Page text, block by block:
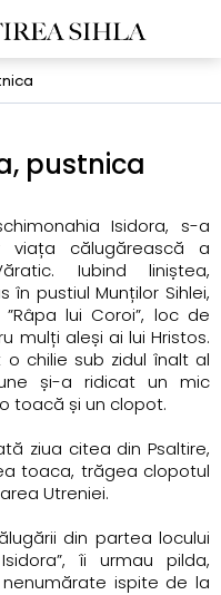
pustnica
Isidora, s-a
călugărească a
Iubind liniștea,
pustiul Munților Sihlei,
lui Coroi”, loc de
mulți aleși ai lui Hristos.
chilie sub zidul înalt al
și-a ridicat un mic
toacă și un clopot.
ziua citea din Psaltire,
toaca, trăgea clopotul
Utreniei.
din partea locului
îi urmau pilda,
ispite de la